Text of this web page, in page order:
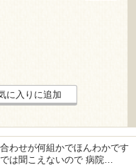
に入りに追加
わせが何組かでほんわかです
は聞こえないので 病院…